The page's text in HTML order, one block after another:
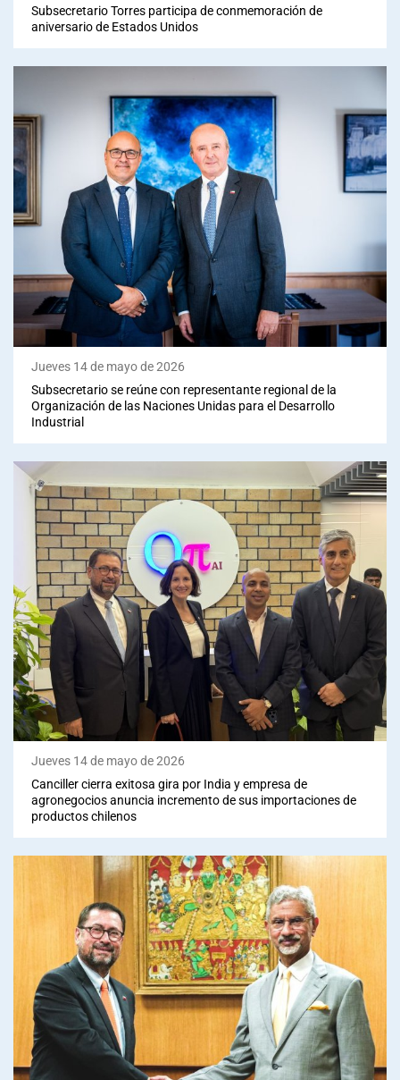
Subsecretario Torres participa de conmemoración de
aniversario de Estados Unidos
Jueves 14 de mayo de 2026
Subsecretario se reúne con representante regional de la
Organización de las Naciones Unidas para el Desarrollo
Industrial
Jueves 14 de mayo de 2026
Canciller cierra exitosa gira por India y empresa de
agronegocios anuncia incremento de sus importaciones de
productos chilenos